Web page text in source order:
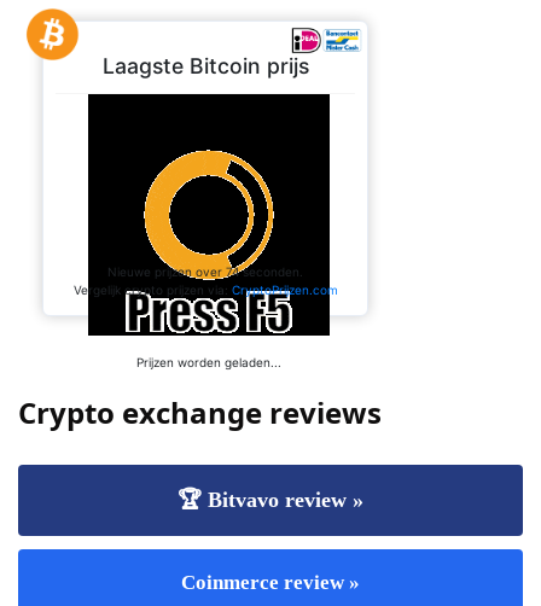
Crypto exchange reviews
🏆 Bitvavo review »
Coinmerce review »